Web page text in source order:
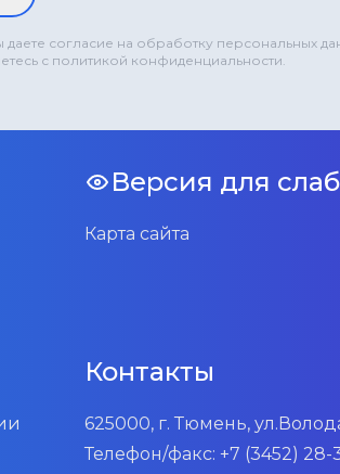
даете согласие на обработку персональных
с политикой конфиденциальности.
Версия для
Карта сайта
Контакты
625000, г. Тюмень,
Телефон/факс:+7 (3452) 28-